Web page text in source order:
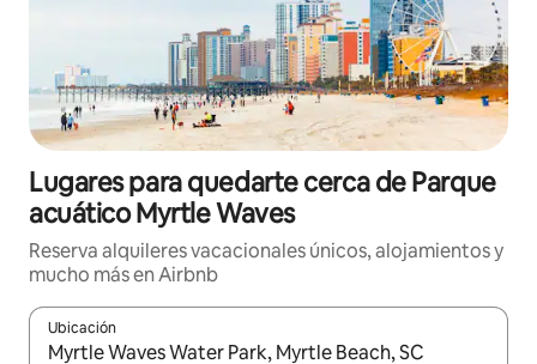
Lugares para quedarte cerca de Parque
acuático Myrtle Waves
Reserva alquileres vacacionales únicos, alojamientos y
mucho más en Airbnb
Ubicación
Cuando los resultados estén disponibles, navega con las